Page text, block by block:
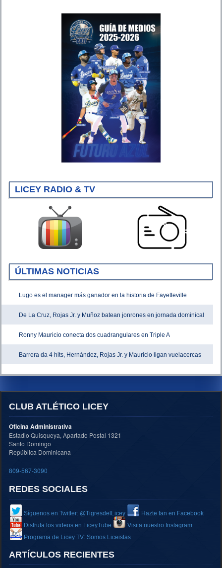
LICEY RADIO & TV
ÚLTIMAS NOTICIAS
Lugo es el manager más ganador en la historia de Fayetteville
De La Cruz, Rojas Jr. y Muñoz batean jonrones en jornada dominical
Ronny Mauricio conecta dos cuadrangulares en Triple A
Barrera da 4 hits, Hernández, Rojas Jr. y Mauricio ligan vuelacercas
CLUB ATLÉTICO LICEY
Oficina Administrativa
Estadio Quisqueya, Apartado Postal 1321
Santo Domingo
República Dominicana
809-567-3090
REDES SOCIALES
Síguenos en Twitter: @TigresdelLicey
Hazte fan en Facebook
Disfruta los videos en LiceyTube
Visita nuestro Instagram
Programa de Licey TV: Somos Liceistas
ARTÍCULOS RECIENTES